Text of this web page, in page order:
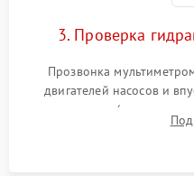
3. Проверка
Прозвонка
двигателей насосов и
прессостата (датчика
концевика дверцы и